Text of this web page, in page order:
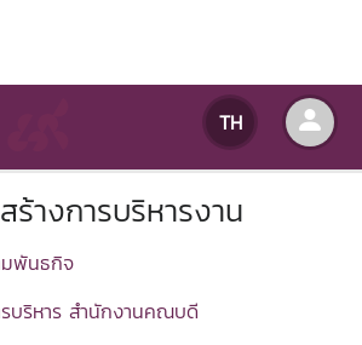
TH
ารบริหารงาน
ร้างการบริหารงาน
มพันธกิจ
รบริหาร สำนักงานคณบดี